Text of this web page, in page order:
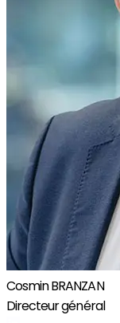
Cosmin BRANZAN
Directeur général